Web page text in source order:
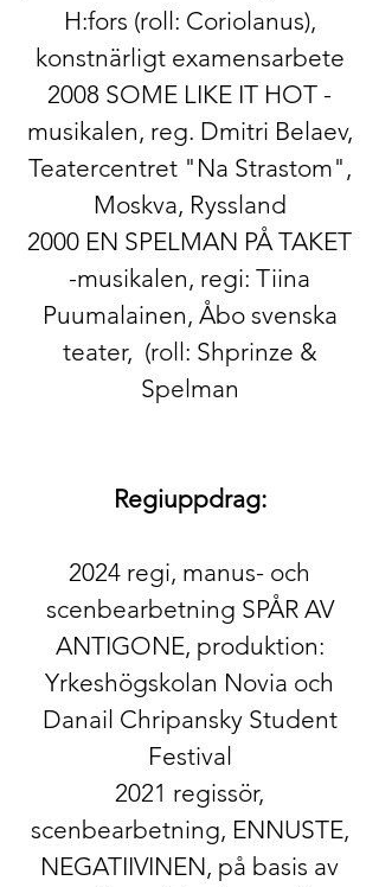
H:fors (roll: Coriolanus),
konstnärligt examensarbete
2008 SOME LIKE IT HOT -
musikalen, reg. Dmitri Belaev,
Teatercentret "Na Strastom",
Moskva, Ryssland
2000 EN SPELMAN PÅ TAKET
-musikalen, regi: Tiina
Puumalainen, Åbo svenska
teater, (roll: Shprinze &
Spelman
Regiuppdrag:
2024 regi, manus- och
scenbearbetning SPÅR AV
ANTIGONE, produktion:
Yrkeshögskolan Novia och
Danail Chripansky Student
Festival
2021 regissör,
scenbearbetning, ENNUSTE,
NEGATIIVINEN, på basis av